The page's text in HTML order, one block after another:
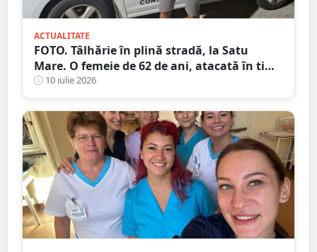
ACTUALITATE
FOTO. Tâlhărie în plină stradă, la Satu
Mare. O femeie de 62 de ani, atacată în timp
ce se întorcea de la cumpărături
10 iulie 2026